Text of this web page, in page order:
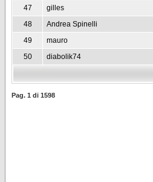
47
gilles
48
Andrea Spinelli
49
mauro
50
diabolik74
Pag. 1 di 1598